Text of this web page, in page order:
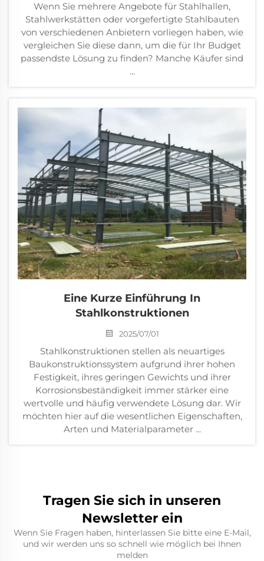
Wenn Sie mehrere Angebote für Stahlhallen,
Stahlwerkstätten oder vorgefertigte Stahlbauten
von verschiedenen Anbietern vorliegen haben, wie
vergleichen Sie diese dann, um die für Ihr Budget
passendste Lösung zu finden? Manche Käufer sind
...
Eine Kurze Einführung In
Stahlkonstruktionen
2025/07/01
Stahlkonstruktionen stellen als neuartiges
Baukonstruktionssystem aufgrund ihrer hohen
Festigkeit, ihres geringen Gewichts und ihrer
Korrosionsbeständigkeit immer stärker eine
wertvolle und häufig verwendete Lösung dar. Wir
möchten hier auf die wesentlichen Eigenschaften,
Arten und Materialparameter ...
Tragen Sie sich in unseren
Newsletter ein
Wenn Sie Fragen haben, hinterlassen Sie bitte eine E-Mail,
und wir werden uns so schnell wie möglich bei Ihnen
melden